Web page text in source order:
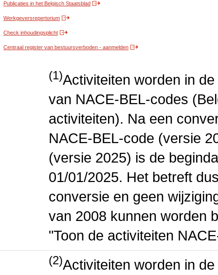
Publicaties in het Belgisch Staatsblad
Werkgeversrepertorium
Check inhoudingsplicht
Centraal register van bestuursverboden - aanmelden
(1)Activiteiten worden in
van NACE-BEL-codes
activiteiten). Na een
NACE-BEL-code (versie
(versie 2025) is de
01/01/2025. Het betreft
conversie en geen
van 2008 kunnen worden
"Toon de activiteiten
(2)Activiteiten worden in